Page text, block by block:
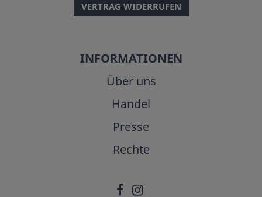
VERTRAG WIDERRUFEN
INFORMATIONEN
Über uns
Handel
Presse
Rechte